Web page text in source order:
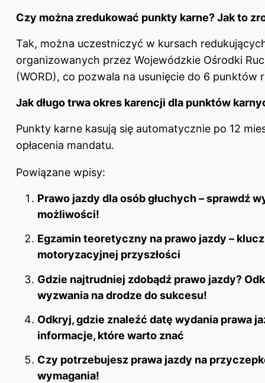
Czy można zredukować punkty karne? Jak to
Tak, można uczestniczyć w kursach
organizowanych przez Wojewódzkie Ośrodki
(WORD), co pozwala na usunięcie do 6 punktów
Jak długo trwa okres karencji dla punktów
Punkty karne kasują się automatycznie po 12
opłacenia mandatu.
Powiązane wpisy:
Prawo jazdy dla osób głuchych – sprawdź
możliwości!
Egzamin teoretyczny na prawo jazdy –
motoryzacyjnej przyszłości
Gdzie najtrudniej zdobądź prawo jazdy?
wyzwania na drodze do sukcesu!
Odkryj, gdzie znaleźć datę wydania prawa
informacje, które warto znać
Czy potrzebujesz prawa jazdy na
wymagania!